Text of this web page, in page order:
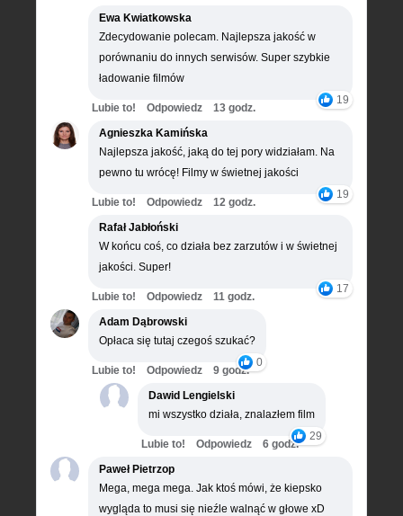
Ewa Kwiatkowska
Zdecydowanie polecam. Najlepsza jakość w
porównaniu do innych serwisów. Super szybkie
ładowanie filmów
19
Lubie to! Odpowiedz
13 godz.
Agnieszka Kamińska
Najlepsza jakość, jaką do tej pory widziałam. Na
pewno tu wrócę! Filmy w świetnej jakości
19
Lubie to! Odpowiedz
12 godz.
Rafał Jabłoński
W końcu coś, co działa bez zarzutów i w świetnej
jakości. Super!
17
Lubie to! Odpowiedz
11 godz.
Adam Dąbrowski
Opłaca się tutaj czegoś szukać?
0
Lubie to! Odpowiedz
9 godz.
Dawid Lengielski
mi wszystko działa, znalazłem film
29
Lubie to! Odpowiedz
6 godz.
Paweł Pietrzop
Mega, mega mega. Jak ktoś mówi, że kiepsko
wygląda to musi się nieźle walnąć w głowe xD